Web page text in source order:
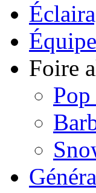
Foire